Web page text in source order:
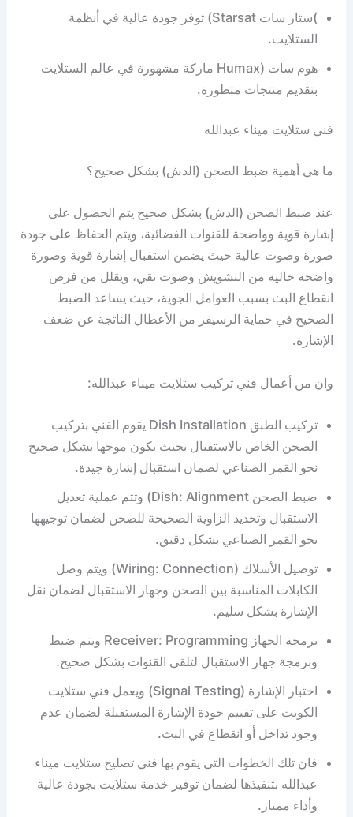
)ستار سات Starsat) توفر جودة عالية في أنظمة
الستلايت.
هوم سات (Humax ماركة مشهورة في عالم الستلايت
بتقديم منتجات متطورة.
فني ستلايت ميناء عبدالله
ما هي أهمية ضبط الصحن (الدش) بشكل صحيح؟
عند ضبط الصحن (الدش) بشكل صحيح يتم الحصول على
إشارة قوية وواضحة للقنوات الفضائية، ويتم الحفاظ على جودة
صورة وصوت عالية حيث يضمن استقبال إشارة قوية وصورة
واضحة خالية من التشويش وصوت نقي، ويقلل من فرص
انقطاع البث بسبب العوامل الجوية، حيث يساعد الضبط
الصحيح في حماية الرسيفر من الأعطال الناتجة عن ضعف
الإشارة.
وان من أعمال فني تركيب ستلايت ميناء عبدالله:
تركيب الطبق Dish Installation يقوم الفني بتركيب
الصحن الخاص بالاستقبال بحيث يكون موجها بشكل صحيح
نحو القمر الصناعي لضمان استقبال إشارة جيدة.
ضبط الصحن Dish: Alignment) وتتم عملية تعديل
الاستقبال وتحديد الزاوية الصحيحة للصحن لضمان توجيهها
نحو القمر الصناعي بشكل دقيق.
توصيل الأسلاك (Wiring: Connection) ويتم وصل
الكابلات المناسبة بين الصحن وجهاز الاستقبال لضمان نقل
الإشارة بشكل سليم.
برمجة الجهاز Receiver: Programming ويتم ضبط
وبرمجة جهاز الاستقبال لتلقي القنوات بشكل صحيح.
اختبار الإشارة (Signal Testing) ويعمل فني ستلايت
الكويت على تقييم جودة الإشارة المستقبلة لضمان عدم
وجود تداخل أو انقطاع في البث.
فان تلك الخطوات التي يقوم بها فني تصليح ستلايت ميناء
عبدالله بتنفيذها لضمان توفير خدمة ستلايت بجودة عالية
وأداء ممتاز.